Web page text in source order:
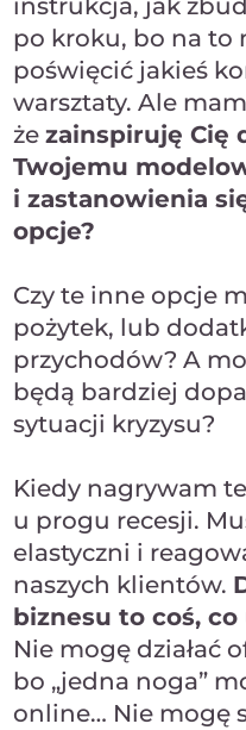
instrukcja, jak
po kroku, bo na to
poświęcić jakieś
warsztaty. Ale
żezainspiruję Cię
Twojemu
i zastanowienia
opcje?
Czy te inne opcje
pożytek, lub
przychodów? A
będą bardziej
sytuacji kryzysu?
Kiedy nagrywam
u progu recesji.
elastyczni i
naszych klientów.
biznesu to coś,
Nie mogę działać
bo „jedna noga”
online… Nie mogę